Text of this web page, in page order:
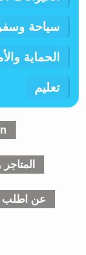
سياحة وسفر
الحماية
تعليم
عن اطلب